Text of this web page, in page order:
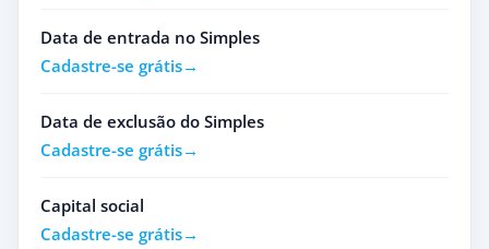
Data de entrada no Simples
Cadastre-se grátis
Data de exclusão do Simples
Cadastre-se grátis
Capital social
Cadastre-se grátis